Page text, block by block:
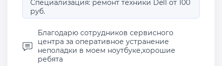
Специализация: ремонт техники Dell от 100
руб.
Благодарю сотрудников сервисного
центра за оперативное устранение
неполадки в моем ноутбуке,хорошие
ребята